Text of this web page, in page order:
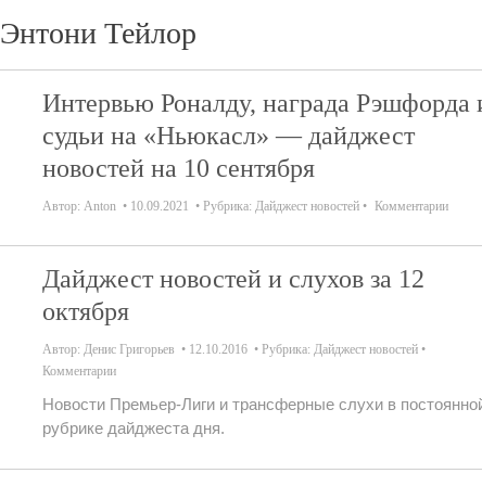
Энтони Тейлор
Интервью Роналду, награда Рэшфорда
судьи на «Ньюкасл» — дайджест
новостей на 10 сентября
Автор: Anton 10.09.2021 Рубрика: Дайджест новостей Комментарии
Дайджест новостей и слухов за 12
октября
Автор: Денис Григорьев 12.10.2016 Рубрика: Дайджест новостей
Комментарии
Новости Премьер-Лиги и трансферные слухи в
рубрике дайджеста дня.